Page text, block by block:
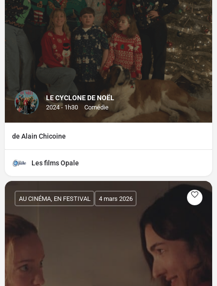
LE CYCLONE DE NOËL
2024 - 1h30 Comédie
de Alain Chicoine
Les films Opale
AU CINÉMA, EN FESTIVAL 4 mars 2026